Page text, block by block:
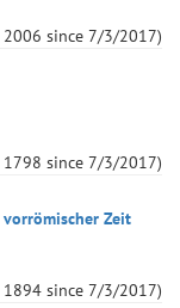
2006 since 7/3/2017)
1798 since 7/3/2017)
Zeit
1894 since 7/3/2017)